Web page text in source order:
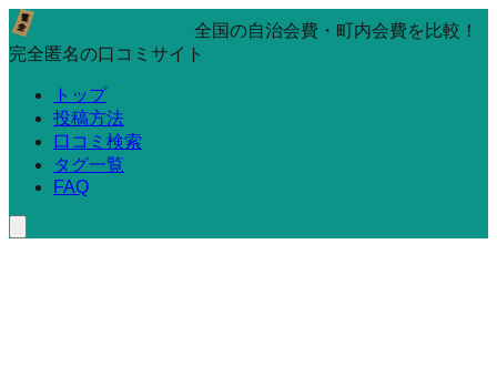
全国の自治会費・町内会費を比較！
完全匿名の口コミサイト
トップ
投稿方法
口コミ検索
タグ一覧
FAQ